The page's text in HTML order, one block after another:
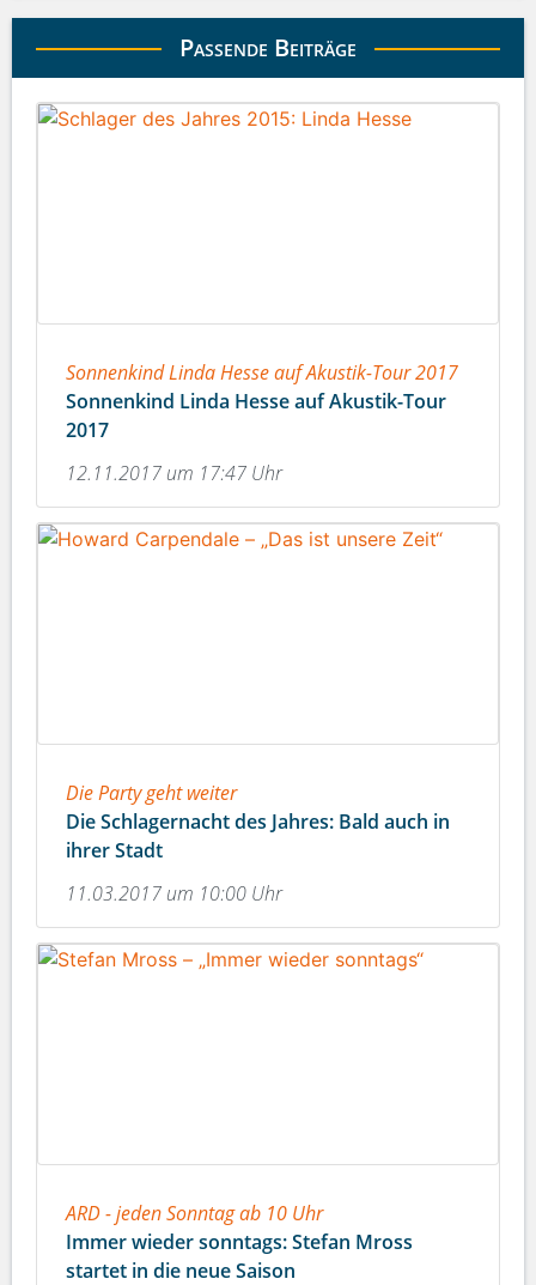
Passende Beiträge
Sonnenkind Linda Hesse auf Akustik-Tour 2017
Sonnenkind Linda Hesse auf Akustik-Tour
2017
12.11.2017 um 17:47 Uhr
Die Party geht weiter
Die Schlagernacht des Jahres: Bald auch in
ihrer Stadt
11.03.2017 um 10:00 Uhr
ARD - jeden Sonntag ab 10 Uhr
Immer wieder sonntags: Stefan Mross
startet in die neue Saison